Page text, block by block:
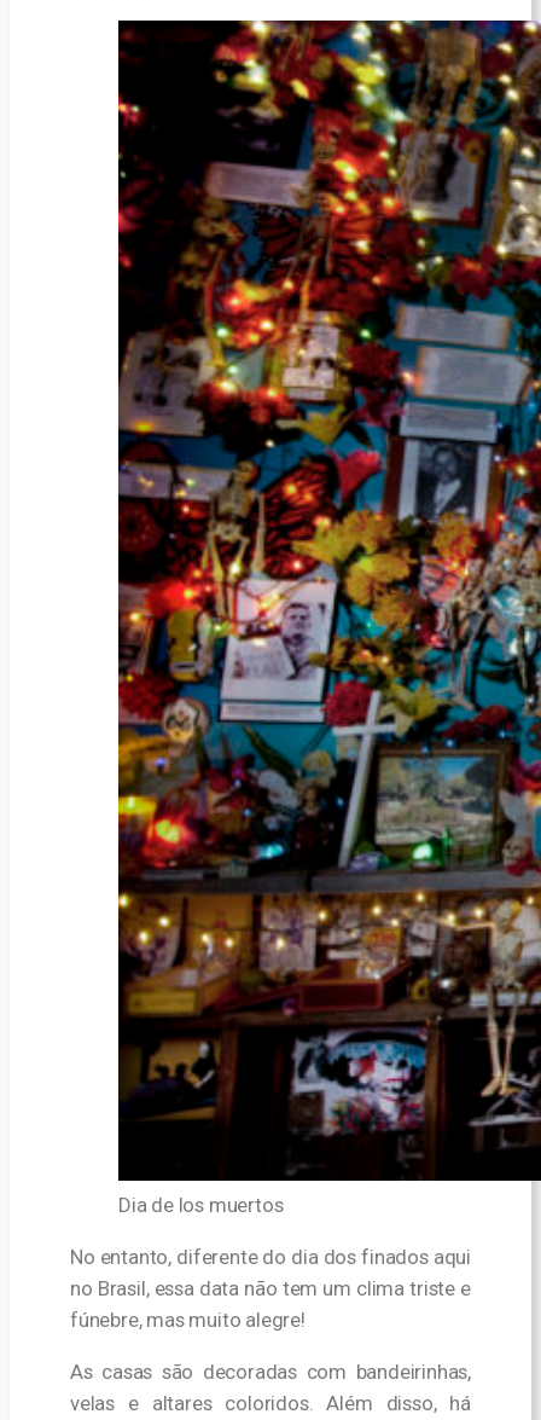
Dia de los muertos
No entanto, diferente do dia dos finados aqui
no Brasil, essa data não tem um clima triste e
fúnebre, mas muito alegre!
As casas são decoradas com bandeirinhas,
velas e altares coloridos. Além disso, há